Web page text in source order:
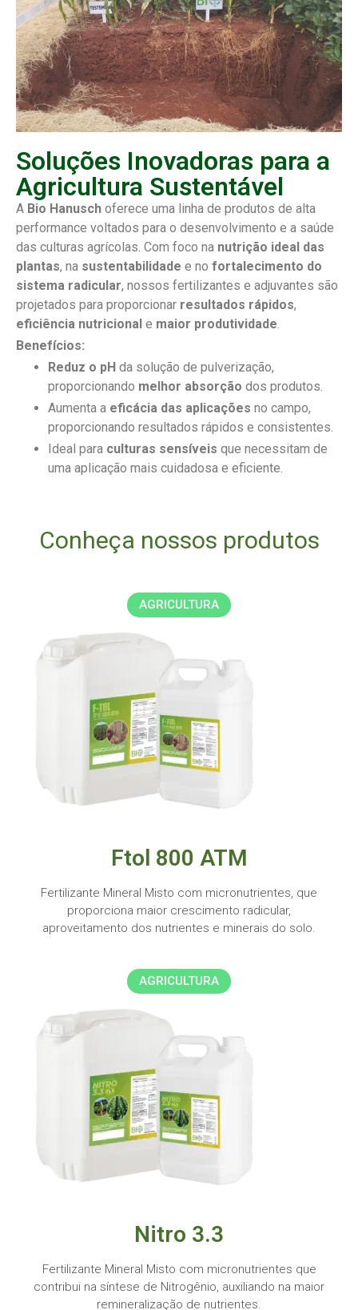
Soluções Inovadoras para a
Agricultura Sustentável
A Bio Hanusch oferece uma linha de produtos de alta
performance voltados para o desenvolvimento e a saúde
das culturas agrícolas. Com foco na nutrição ideal das
plantas, na sustentabilidade e no fortalecimento do
sistema radicular, nossos fertilizantes e adjuvantes são
projetados para proporcionar resultados rápidos,
eficiência nutricional e maior produtividade
Benefícios:
Reduz o pH da solução de pulverização,
proporcionando melhor absorção dos produtos.
Aumenta a eficácia das aplicações no campo,
proporcionando resultados rápidos e consistentes.
Ideal para culturas sensíveis que necessitam de
uma aplicação mais cuidadosa e eficiente.
Conheça nossos produtos
AGRICULTURA
Ftol 800 ATM
Fertilizante Mineral Misto com micronutrientes, que
proporciona maior crescimento radicular,
aproveitamento dos nutrientes e minerais do solo.
AGRICULTURA
Nitro 3.3
Fertilizante Mineral Misto com micronutrientes que
contribui na síntese de Nitrogênio, auxiliando na maior
remineralização de nutrientes.